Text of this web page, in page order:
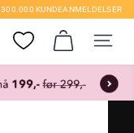
300.000 KUNDEANMELDELSER